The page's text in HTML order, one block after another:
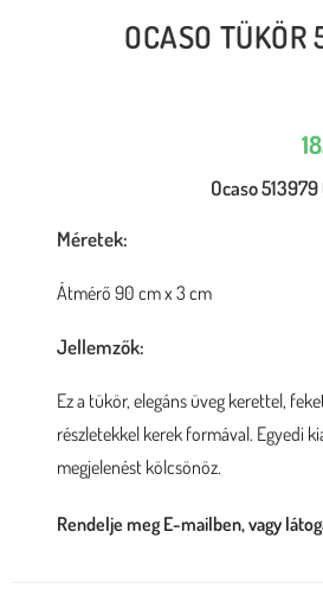
OCASO TÜKÖR
Ocaso
Méretek:
Átmérő 90 cm x 3 cm
Jellemzők:
Ez a tükör, elegáns üveg kerettel,
részletekkel kerek formával. Egyedi
megjelenést kölcsönöz.
Rendelje meg E-mailben, vagy